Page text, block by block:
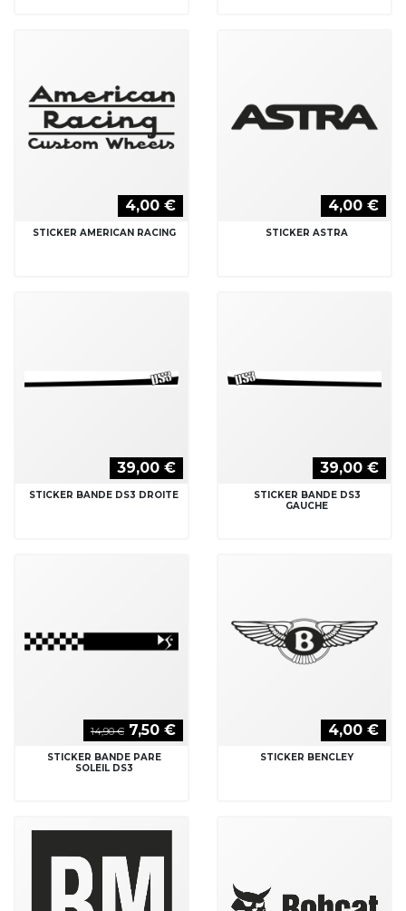
4,00 €
STICKER AMERICAN RACING
4,00 €
STICKER ASTRA
39,00 €
STICKER BANDE DS3 DROITE
39,00 €
STICKER BANDE DS3
GAUCHE
14,90 € 7,50 €
STICKER BANDE PARE
SOLEIL DS3
4,00 €
STICKER BENCLEY